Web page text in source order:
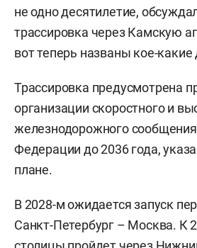
не одно десятилетие,
трассировка через Камскую
вот теперь названы кое-
Трассировка предусмотрена
организации скоростного и
железнодорожного сообщения
Федерации до 2036 года,
плане.
В 2028-м ожидается запуск
Санкт-Петербург – Москва. К